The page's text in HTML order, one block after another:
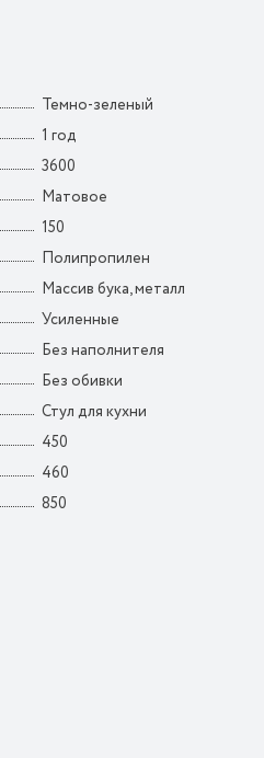
Темно-зеленый
1 год
3600
Матовое
150
Полипропилен
Массив бука, металл
Усиленные
Без наполнителя
Без обивки
Стул для кухни
450
460
850